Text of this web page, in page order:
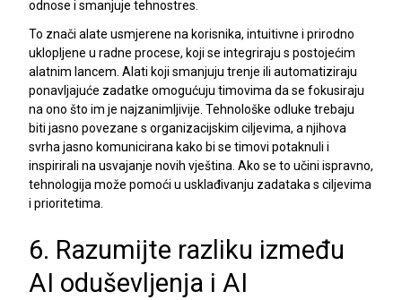
odnose i smanjuje tehnostres.
To znači alate usmjerene na korisnika, intuitivne i prirodno
uklopljene u radne procese, koji se integriraju s postojećim
alatnim lancem. Alati koji smanjuju trenje ili automatiziraju
ponavljajuće zadatke omogućuju timovima da se fokusiraju
na ono što im je najzanimljivije. Tehnološke odluke trebaju
biti jasno povezane s organizacijskim ciljevima, a njihova
svrha jasno komunicirana kako bi se timovi potaknuli i
inspirirali na usvajanje novih vještina. Ako se to učini ispravno,
tehnologija može pomoći u usklađivanju zadataka s ciljevima
i prioritetima.
6. Razumijte razliku između
AI oduševljenja i AI